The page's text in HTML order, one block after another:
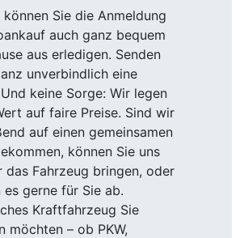
Sie die Anmeldung
auch ganz bequem
aus erledigen. Senden
unverbindlich eine
keine Sorge: Wir legen
auf faire Preise. Sind wir
auf einen gemeinsamen
können Sie uns
das Fahrzeug bringen, oder
gerne für Sie ab.
Kraftfahrzeug Sie
möchten – ob PKW,